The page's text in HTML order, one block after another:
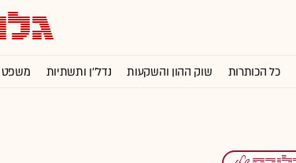
כל הכותרות שוק ההון והשקעות נדל''ן ותשתיות משפט